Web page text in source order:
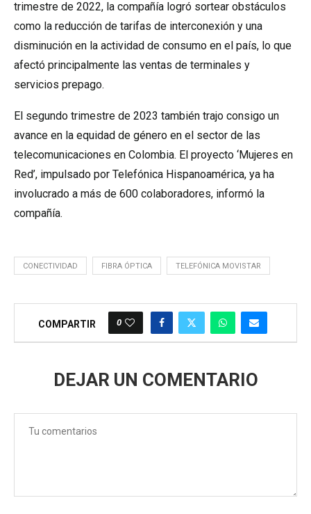
trimestre de 2022, la compañía logró sortear obstáculos
como la reducción de tarifas de interconexión y una
disminución en la actividad de consumo en el país, lo que
afectó principalmente las ventas de terminales y
servicios prepago.
El segundo trimestre de 2023 también trajo consigo un
avance en la equidad de género en el sector de las
telecomunicaciones en Colombia. El proyecto ‘Mujeres en
Red’, impulsado por Telefónica Hispanoamérica, ya ha
involucrado a más de 600 colaboradores, informó la
compañía.
CONECTIVIDAD FIBRA ÓPTICA TELEFÓNICA MOVISTAR
COMPARTIR 0
DEJAR UN COMENTARIO